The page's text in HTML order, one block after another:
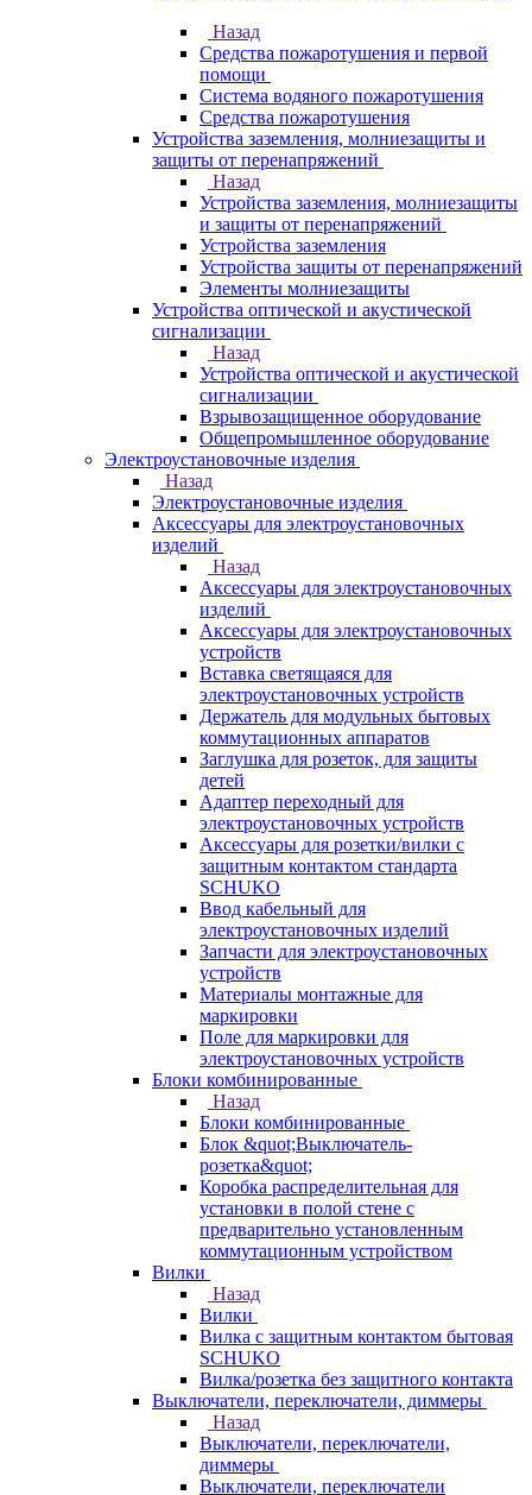
Назад
Средства пожаротушения и первой
помощи
Система водяного пожаротушения
Средства пожаротушения
Устройства заземления, молниезащиты и
защиты от перенапряжений
Назад
Устройства заземления, молниезащиты
и защиты от перенапряжений
Устройства заземления
Устройства защиты от перенапряжений
Элементы молниезащиты
Устройства оптической и акустической
сигнализации
Назад
Устройства оптической и акустической
сигнализации
Взрывозащищенное оборудование
Общепромышленное оборудование
Электроустановочные изделия
Назад
Электроустановочные изделия
Аксессуары для электроустановочных
изделий
Назад
Аксессуары для электроустановочных
изделий
Аксессуары для электроустановочных
устройств
Вставка светящаяся для
электроустановочных устройств
Держатель для модульных бытовых
коммутационных аппаратов
Заглушка для розеток, для защиты
детей
Адаптер переходный для
электроустановочных устройств
Аксессуары для розетки/вилки с
защитным контактом стандарта
SCHUKO
Ввод кабельный для
электроустановочных изделий
Запчасти для электроустановочных
устройств
Материалы монтажные для
маркировки
Поле для маркировки для
электроустановочных устройств
Блоки комбинированные
Назад
Блоки комбинированные
Блок &quot;Выключатель-
розетка&quot;
Коробка распределительная для
установки в полой стене с
предварительно установленным
коммутационным устройством
Вилки
Назад
Вилки
Вилка с защитным контактом бытовая
SCHUKO
Вилка/розетка без защитного контакта
Выключатели, переключатели, диммеры
Назад
Выключатели, переключатели,
диммеры
Выключатели, переключатели